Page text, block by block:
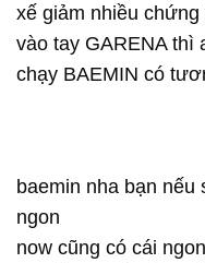
xế giảm nhiều
vào tay GARENA thì
chạy BAEMIN có
baemin nha bạn nếu
ngon
now cũng có cái ngon